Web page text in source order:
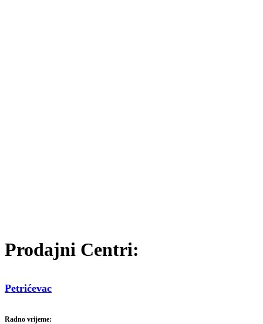
Prodajni Centri:
Petrićevac
Radno vrijeme: